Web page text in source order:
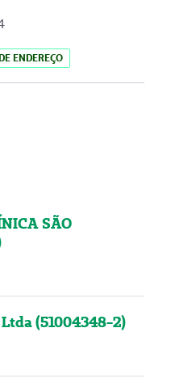
ENDEREÇO
SÃO
(51004348-2)